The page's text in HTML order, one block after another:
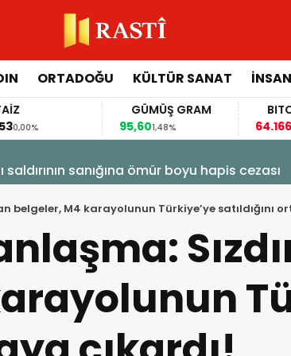
ORTADOĞU KÜLTÜR SANAT
GÜMÜŞ GRAM
95,60
1,48%
BITCOIN
64.166,00-
sanığına ömür boyu hapis cezası
belgeler, M4 karayolunun Türkiye’ye satıldığını